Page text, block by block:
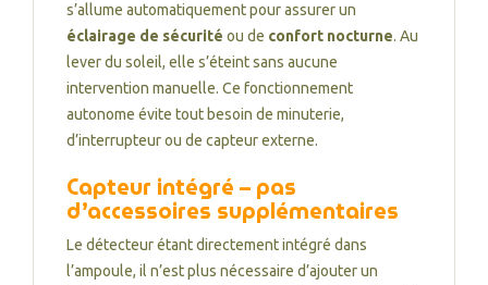
s’allume automatiquement pour assurer un
éclairage de sécurité ou de confort nocturne. Au
lever du soleil, elle s’éteint sans aucune
intervention manuelle. Ce fonctionnement
autonome évite tout besoin de minuterie,
d’interrupteur ou de capteur externe.
Capteur intégré – pas
d’accessoires supplémentaires
Le détecteur étant directement intégré dans
l’ampoule, il n’est plus nécessaire d’ajouter un